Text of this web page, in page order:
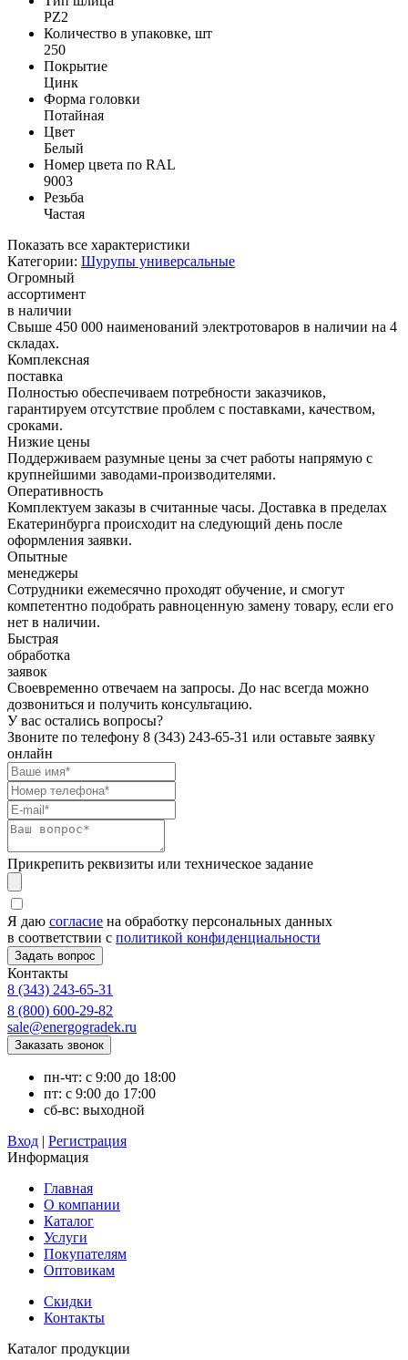
PZ2
Количество в упаковке, шт
250
Покрытие
Цинк
Форма головки
Потайная
Цвет
Белый
Номер цвета по RAL
9003
Резьба
Частая
Показать все характеристики
Категории: Шурупы универсальные
Огромный
ассортимент
в наличии
Свыше 450 000 наименований электротоваров в наличии на 4
складах.
Комплексная
поставка
Полностью обеспечиваем потребности заказчиков,
гарантируем отсутствие проблем с поставками, качеством,
сроками.
Низкие цены
Поддерживаем разумные цены за счет работы напрямую с
крупнейшими заводами-производителями.
Оперативность
Комплектуем заказы в считанные часы. Доставка в пределах
Екатеринбурга происходит на следующий день после
оформления заявки.
Опытные
менеджеры
Сотрудники ежемесячно проходят обучение, и смогут
компетентно подобрать равноценную замену товару, если его
нет в наличии.
Быстрая
обработка
заявок
Своевременно отвечаем на запросы. До нас всегда можно
дозвониться и получить консультацию.
У вас остались вопросы?
Звоните по телефону 8 (343) 243-65-31 или оставьте заявку
онлайн
Прикрепить реквизиты или техническое задание
Я даю согласие на обработку персональных данных
в соответствии с политикой конфиденциальности
Контакты
8 (343) 243-65-31
8 (800) 600-29-82
sale@energogradek.ru
пн-чт: с 9:00 до 18:00
пт: с 9:00 до 17:00
сб-вс: выходной
Вход | Регистрация
Информация
Главная
О компании
Каталог
Услуги
Покупателям
Оптовикам
Скидки
Контакты
Каталог продукции